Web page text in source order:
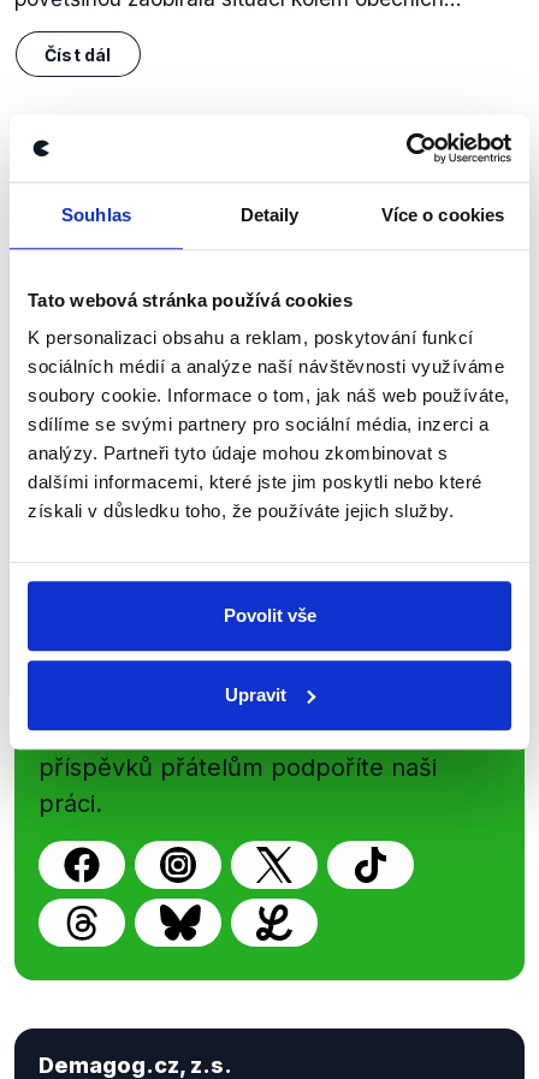
Souhlas Detaily Více o cookies
Tato webová stránka používá cookies
K personalizaci obsahu a reklam, poskytování funkcí
sociálních médií a analýze naší návštěvnosti využíváme
soubory cookie. Informace o tom, jak náš web používáte,
sdílíme se svými partnery pro sociální média, inzerci a
analýzy. Partneři tyto údaje mohou zkombinovat s
dalšími informacemi, které jste jim poskytli nebo které
získali v důsledku toho, že používáte jejich služby.
Povolit vše
Upravit
Číst dál
Zůstaňme v kontaktu
Přihlaste se k odběru našeho
kanálu, kde pravidelně přinášíme
shrnutí nejzajímavějších článků a analýz.
Začněte nás odebírat, a mějte tak
přehled o tom, jaké dezinformace a
nepravdy se zrovna v Česku šíří.
Newsletter WhatsApp
Nenechte si ujít nejnovější události
z Demagog.cz. Sdílením našich
příspěvků přátelům podpoříte naši
práci.
Demagog.cz, z.s.